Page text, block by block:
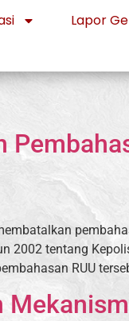
Lapor
2002 tentang
RUU